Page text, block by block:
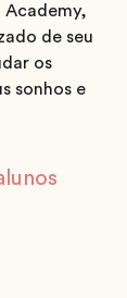
Academy,
de seu
os
sonhos e